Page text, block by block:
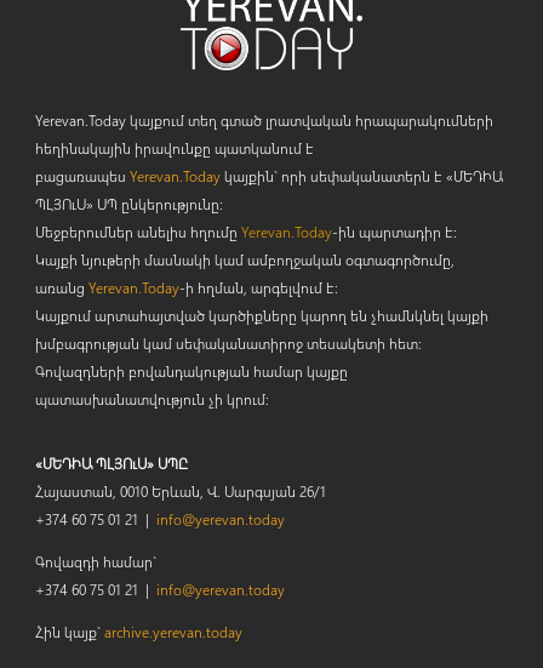
Yerevan.Today կայքում տեղ գտած լրատվական հրապարակումների
հեղինակային իրավունքը պատկանում է
բացառապես Yerevan.Todayկայքին` որի սեփականատերն է «ՄԵԴԻԱ
ՊԼՅՈւՍ» ՍՊ ընկերությունը։
Մեջբերումներ անելիս հղումը Yerevan.Today-ին պարտադիր է:
Կայքի նյութերի մասնակի կամ ամբողջական օգտագործումը,
առանց Yerevan.Today-ի հղման, արգելվում է:
Կայքում արտահայտված կարծիքները կարող են չհամնկնել կայքի
խմբագրության կամ սեփականատիրոջ տեսակետի հետ:
Գովազդների բովանդակության համար կայքը
պատասխանատվություն չի կրում:
«ՄԵԴԻԱ ՊԼՅՈւՍ» ՍՊԸ
Հայաստան, 0010 Երևան, Վ. Սարգսյան 26/1
+374 60 75 01 21 | info@yerevan.today
Գովազդի համար`
+374 60 75 01 21 | info@yerevan.today
Հին կայք`archive.yerevan.today